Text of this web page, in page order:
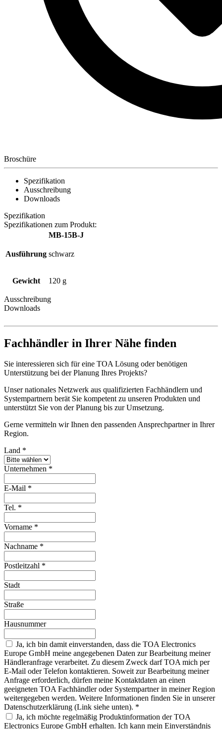
Broschüre
Spezifikation
Ausschreibung
Downloads
Spezifikation
Spezifikationen zum Produkt:
MB-15B-J
Ausführung schwarz
Gewicht 120 g
Ausschreibung
Downloads
Fachhändler in Ihrer Nähe finden
Sie interessieren sich für eine TOA Lösung oder benötigen
Unterstützung bei der Planung Ihres Projekts?
Unser nationales Netzwerk aus qualifizierten Fachhändlern und
Systempartnern berät Sie kompetent zu unseren Produkten und
unterstützt Sie von der Planung bis zur Umsetzung.
Gerne vermitteln wir Ihnen den passenden Ansprechpartner in Ihrer
Region.
Land *
Unternehmen *
E-Mail *
Tel. *
Vorname *
Nachname *
Postleitzahl *
Stadt
Straße
Hausnummer
Ja, ich bin damit einverstanden, dass die TOA Electronics
Europe GmbH meine angegebenen Daten zur Bearbeitung meiner
Händleranfrage verarbeitet. Zu diesem Zweck darf TOA mich per
E-Mail oder Telefon kontaktieren. Soweit zur Bearbeitung meiner
Anfrage erforderlich, dürfen meine Kontaktdaten an einen
geeigneten TOA Fachhändler oder Systempartner in meiner Region
weitergegeben werden. Weitere Informationen finden Sie in unserer
Datenschutzerklärung (Link siehe unten). *
Ja, ich möchte regelmäßig Produktinformation der TOA
Electronics Europe GmbH erhalten. Ich kann mein Einverständnis